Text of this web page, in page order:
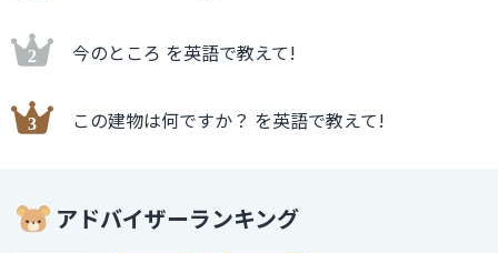
今のところ を英語で教えて!
この建物は何ですか？ を英語で教えて!
アドバイザーランキング